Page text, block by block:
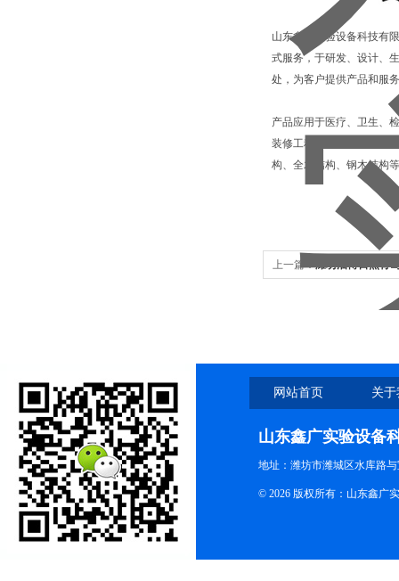
山东鑫广实验设备科技有
式服务，于研发、设计、
处，为客户提供产品和服
产品应用于医疗、卫生、
装修工程、实验室家具、
构、全木结构、钢木结构
上一篇：潍坊淄博日照青
网站首页 关
山东鑫广实验设备
地址：潍坊市潍城区水库路
© 2026 版权所有：山东鑫广